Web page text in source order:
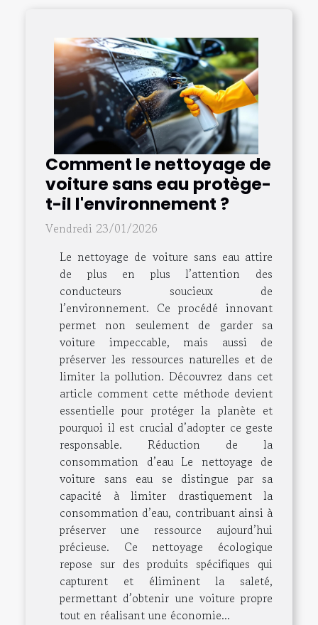
Comment le nettoyage de
voiture sans eau protège-
t-il l'environnement ?
Vendredi 23/01/2026
Le nettoyage de voiture sans eau attire
de plus en plus l’attention des
conducteurs soucieux de
l’environnement. Ce procédé innovant
permet non seulement de garder sa
voiture impeccable, mais aussi de
préserver les ressources naturelles et de
limiter la pollution. Découvrez dans cet
article comment cette méthode devient
essentielle pour protéger la planète et
pourquoi il est crucial d’adopter ce geste
responsable. Réduction de la
consommation d’eau Le nettoyage de
voiture sans eau se distingue par sa
capacité à limiter drastiquement la
consommation d’eau, contribuant ainsi à
préserver une ressource aujourd’hui
précieuse. Ce nettoyage écologique
repose sur des produits spécifiques qui
capturent et éliminent la saleté,
permettant d’obtenir une voiture propre
tout en réalisant une économie...